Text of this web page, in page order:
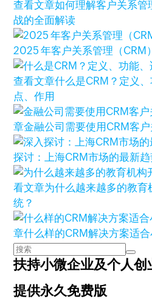
查看文章如何理解客户关系管
战的全面解读
2025 年客户关系管理（CRM
查看文章什么是CRM？定义
点、作用
章金融公司需要使用CRM客
探讨：上海CRM市场的最新
看文章为什么越来越多的教
统？
章什么样的CRM解决方案适
扶持小微企业及个人创
提供永久免费版